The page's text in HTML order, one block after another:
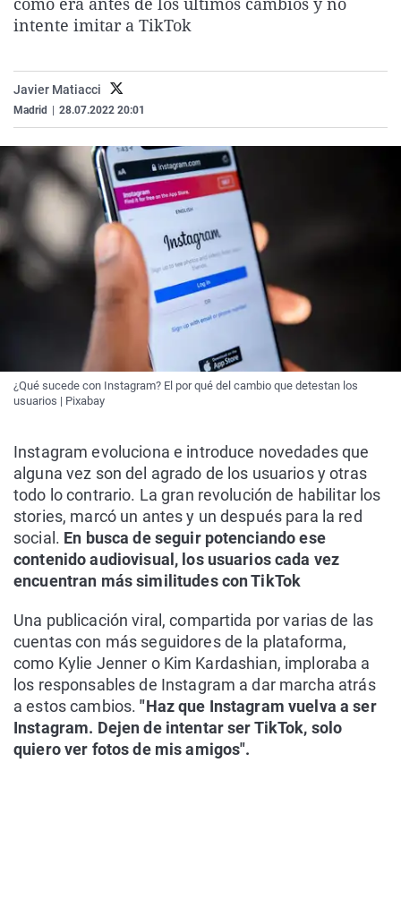
La rosa de los vientos
Como el perro y el
Caso
Equipo de
Extremadura
La Rioja
Virales
Elecciones
intente imitar a TikTok
Javier Matiacci
Madrid 28.07.2022 20:01
¿Qué sucede con Instagram? El por qué del cambio que detestan los
usuarios | Pixabay
Instagram evoluciona e introduce novedades que
alguna vez son del agrado de los usuarios y otras
todo lo contrario. La gran revolución de habilitar los
stories, marcó un antes y un después para la red
social. En busca de seguir potenciando ese
contenido audiovisual, los usuarios cada vez
encuentran más similitudes con TikTok
Una publicación viral, compartida por varias de las
cuentas con más seguidores de la plataforma,
como Kylie Jenner o Kim Kardashian, imploraba a
los responsables de Instagram a dar marcha atrás
a estos cambios."Haz que Instagram vuelva a ser
Instagram. Dejen de intentar ser TikTok, solo
quiero ver fotos de mis amigos".